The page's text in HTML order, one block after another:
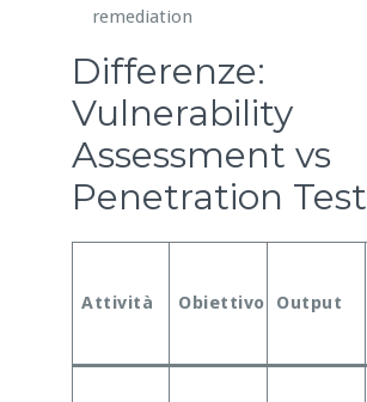
remediation
Differenze:
Vulnerability
Assessment vs
Penetration Test
Attività Obiettivo Output